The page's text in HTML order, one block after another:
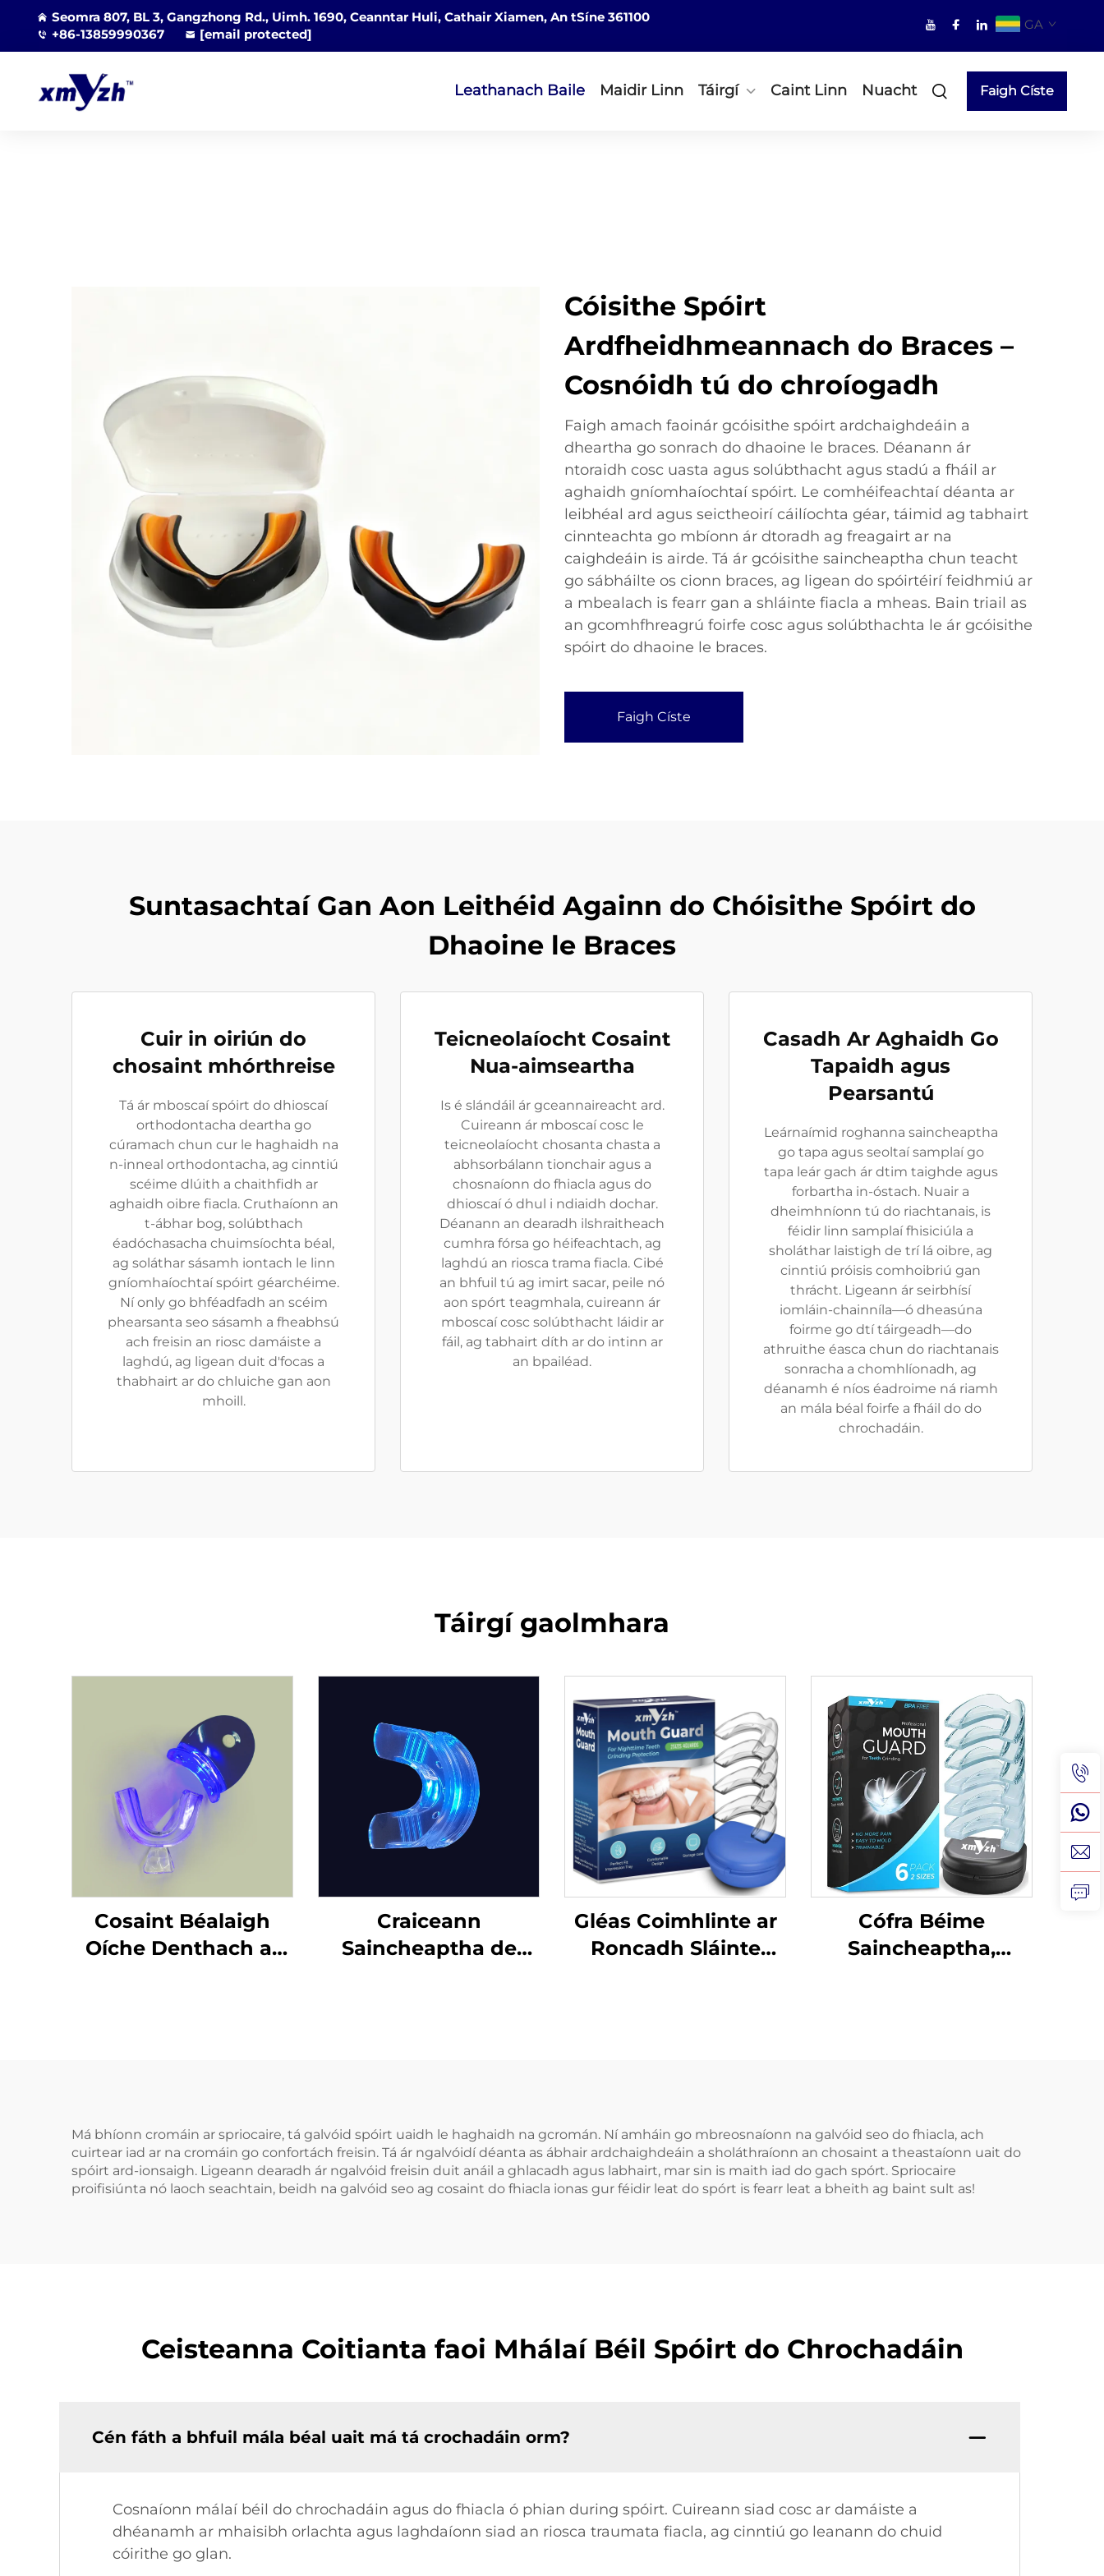
Seomra 807, BL 3, Gangzhong Rd., Uimh. 1690, Ceanntar Huli, Cathair Xiamen, An tSíne 361100
+86-13859990367
[email protected]
GA
Leathanach Baile Maidir Linn Táirgí Caint Linn Nuacht Faigh Císte
Cóisithe Spóirt
Ardfheidhmeannach do Braces –
Cosnóidh tú do chroíogadh
Faigh amach faoinár gcóisithe spóirt ardchaighdeáin a
dheartha go sonrach do dhaoine le braces. Déanann ár
ntoraidh cosc uasta agus solúbthacht agus stadú a fháil ar
aghaidh gníomhaíochtaí spóirt. Le comhéifeachtaí déanta ar
leibhéal ard agus seictheoirí cáilíochta géar, táimid ag tabhairt
cinnteachta go mbíonn ár dtoradh ag freagairt ar na
caighdeáin is airde. Tá ár gcóisithe saincheaptha chun teacht
go sábháilte os cionn braces, ag ligean do spóirtéirí feidhmiú ar
a mbealach is fearr gan a shláinte fiacla a mheas. Bain triail as
an gcomhfhreagrú foirfe cosc agus solúbthachta le ár gcóisithe
spóirt do dhaoine le braces.
Faigh Císte
Suntasachtaí Gan Aon Leithéid Againn do Chóisithe Spóirt do
Dhaoine le Braces
Cuir in oiriún do
chosaint mhórthreise
Tá ár mboscaí spóirt do dhioscaí
orthodontacha deartha go
cúramach chun cur le haghaidh na
n-inneal orthodontacha, ag cinntiú
scéime dlúith a chaithfidh ar
aghaidh oibre fiacla. Cruthaíonn an
t-ábhar bog, solúbthach
éadóchasacha chuimsíochta béal,
ag soláthar sásamh iontach le linn
gníomhaíochtaí spóirt géarchéime.
Ní only go bhféadfadh an scéim
phearsanta seo sásamh a fheabhsú
ach freisin an riosc damáiste a
laghdú, ag ligean duit d'focas a
thabhairt ar do chluiche gan aon
mhoill.
Teicneolaíocht Cosaint
Nua-aimseartha
Is é slándáil ár gceannaireacht ard.
Cuireann ár mboscaí cosc le
teicneolaíocht chosanta chasta a
abhsorbálann tionchair agus a
chosnaíonn do fhiacla agus do
dhioscaí ó dhul i ndiaidh dochar.
Déanann an dearadh ilshraitheach
cumhra fórsa go héifeachtach, ag
laghdú an riosca trama fiacla. Cibé
an bhfuil tú ag imirt sacar, peile nó
aon spórt teagmhala, cuireann ár
mboscaí cosc solúbthacht láidir ar
fáil, ag tabhairt díth ar do intinn ar
an bpailéad.
Casadh Ar Aghaidh Go
Tapaidh agus
Pearsantú
Leárnaímid roghanna saincheaptha
go tapa agus seoltaí samplaí go
tapa leár gach ár dtim taighde agus
forbartha in-óstach. Nuair a
dheimhníonn tú do riachtanais, is
féidir linn samplaí fhisiciúla a
sholáthar laistigh de trí lá oibre, ag
cinntiú próisis comhoibriú gan
thrácht. Ligeann ár seirbhísí
iomláin-chainníla—ó dheasúna
foirme go dtí táirgeadh—do
athruithe éasca chun do riachtanais
sonracha a chomhlíonadh, ag
déanamh é níos éadroime ná riamh
an mála béal foirfe a fháil do do
chrochadáin.
Táirgí gaolmhara
Cosaint Béalaigh
Oíche Denthach ar
Craiceann
Saincheaptha de
Gléas Coimhlinte ar
Roncadh Sláinte
Róncaíocht Gléas
Anti-Roncach Tape
Béal
Cófra Béime
Saincheaptha,
MMA, Boxáil
Má bhíonn cromáin ar spriocaire, tá galvóid spóirt uaidh le haghaidh na gcromán. Ní amháin go mbreosnaíonn na galvóid seo do fhiacla, ach
cuirtear iad ar na cromáin go confortách freisin. Tá ár ngalvóidí déanta as ábhair ardchaighdeáin a sholáthraíonn an chosaint a theastaíonn uait do
spóirt ard-ionsaigh. Ligeann dearadh ár ngalvóid freisin duit anáil a ghlacadh agus labhairt, mar sin is maith iad do gach spórt. Spriocaire
proifisiúnta nó laoch seachtain, beidh na galvóid seo ag cosaint do fhiacla ionas gur féidir leat do spórt is fearr leat a bheith ag baint sult as!
Ceisteanna Coitianta faoi Mhálaí Béil Spóirt do Chrochadáin
Cén fáth a bhfuil mála béal uait má tá crochadáin orm?
Cosnaíonn málaí béil do chrochadáin agus do fhiacla ó phian during spóirt. Cuireann siad cosc ar damáiste a
dhéanamh ar mhaisibh orlachta agus laghdaíonn siad an riosca traumata fiacla, ag cinntiú go leanann do chuid
cóirithe go glan.